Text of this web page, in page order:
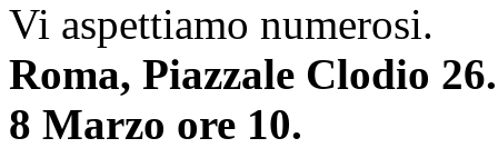
Vi aspettiamo numerosi.
Roma, Piazzale Clodio 26.
8 Marzo ore 10.